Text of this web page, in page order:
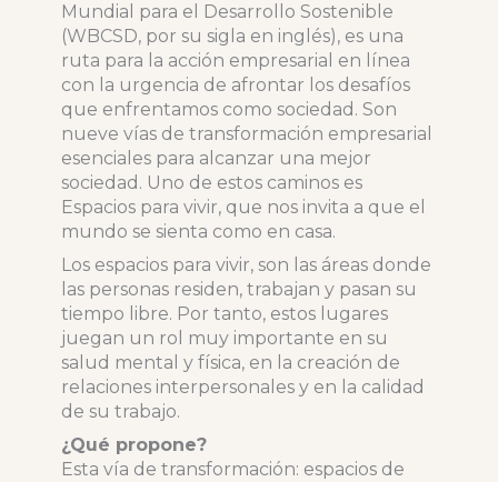
Mundial para el Desarrollo Sostenible
(WBCSD, por su sigla en inglés), es una
ruta para la acción empresarial en línea
con la urgencia de afrontar los desafíos
que enfrentamos como sociedad. Son
nueve vías de transformación empresarial
esenciales para alcanzar una mejor
sociedad. Uno de estos caminos es
Espacios para vivir, que nos invita a que el
mundo se sienta como en casa.
Los espacios para vivir, son las áreas donde
las personas residen, trabajan y pasan su
tiempo libre. Por tanto, estos lugares
juegan un rol muy importante en su
salud mental y física, en la creación de
relaciones interpersonales y en la calidad
de su trabajo.
¿Qué propone?
Esta vía de transformación: espacios de